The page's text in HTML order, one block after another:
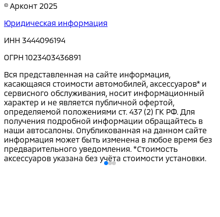
© Арконт 2025
Юридическая информация
ИНН 3444096194
ОГРН 1023403436891
Вся представленная на сайте информация,
касающаяся стоимости автомобилей, аксессуаров* и
сервисного обслуживания, носит информационный
характер и не является публичной офертой,
определяемой положениями ст. 437 (2) ГК РФ. Для
получения подробной информации обращайтесь в
наши автосалоны. Опубликованная на данном сайте
информация может быть изменена в любое время без
предварительного уведомления. *Стоимость
аксессуаров указана без учёта стоимости установки.